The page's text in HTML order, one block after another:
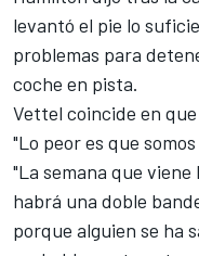
levantó el pie lo
problemas para
coche en pista.
Vettel coincide en
"Lo peor es que
"La semana que
habrá una doble
porque alguien se ha